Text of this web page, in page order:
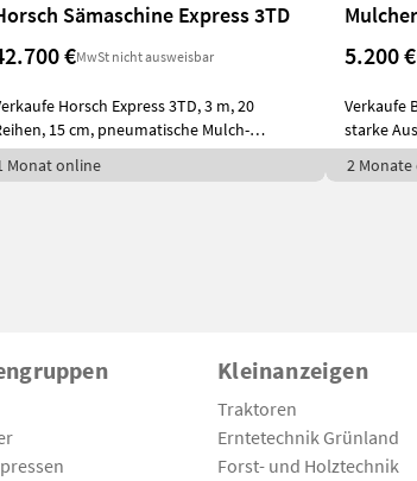
Sämaschine Express 3TD
€MwSt nicht ausweisbar
Horsch Express 3TD, 3 m, 20
15 cm, pneumatische Mulch-
Monat online
5.200 €
Verkaufe
starke
2
Kleinanzeigen
Traktoren
Erntetechnik Grünland
Forst- und Holztechnik